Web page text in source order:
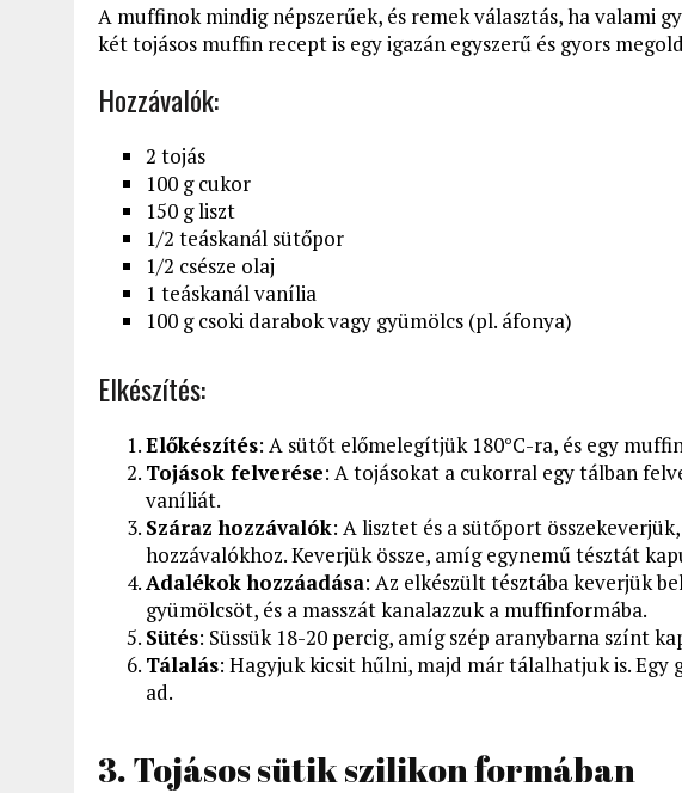
A muffinok mindig népszerűek, és remek választás, ha valami
két tojásos muffin recept is egy igazán egyszerű és gyors
Hozzávalók:
2 tojás
100 g cukor
150 g liszt
1/2 teáskanál sütőpor
1/2 csésze olaj
1 teáskanál vanília
100 g csoki darabok vagy gyümölcs (pl. áfonya)
Elkészítés:
Előkészítés: A sütőt előmelegítjük 180°C-ra, és egy
Tojások felverése: A tojásokat a cukorral egy tálban
vaníliát.
Száraz hozzávalók: A lisztet és a sütőport
hozzávalókhoz. Keverjük össze, amíg egynemű tésztát
Adalékok hozzáadása: Az elkészült tésztába keverjük
gyümölcsöt, és a masszát kanalazzuk a muffinformába.
Sütés: Süssük 18-20 percig, amíg szép aranybarna színt
Tálalás: Hagyjuk kicsit hűlni, majd már tálalhatjuk is.
ad.
3. Tojásos sütik szilikon formában